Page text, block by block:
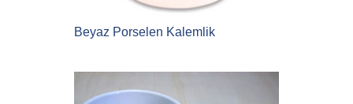
Beyaz Porselen Kalemlik